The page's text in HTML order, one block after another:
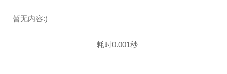
暂无内容:)
耗时0.001秒